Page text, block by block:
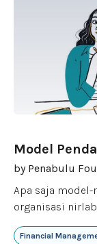
Model
by Penabulu
Apa saja
organisasi
Financial